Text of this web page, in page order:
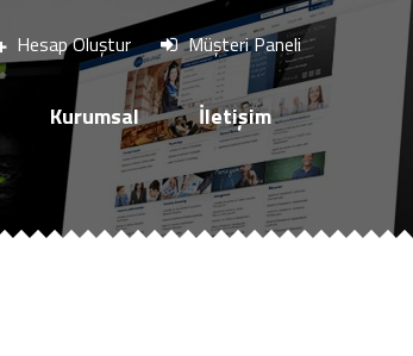
Müşteri Paneli
Hesap Oluştur
Kurumsal İletişim